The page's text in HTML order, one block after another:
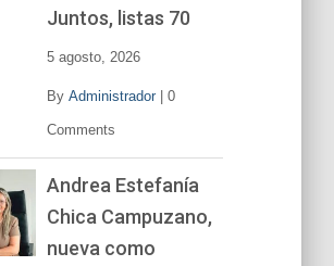
Juntos, listas 70
5 agosto, 2026
By Administrador| 0
Comments
Andrea Estefanía
Chica Campuzano,
nueva como